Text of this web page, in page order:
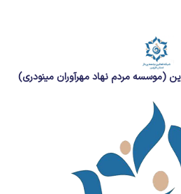
(موسسه مردم نهاد مهرآوران مینودری)